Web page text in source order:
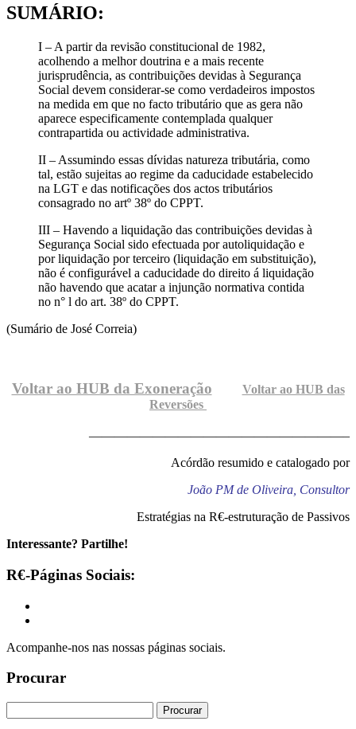
SUMÁRIO:
I – A partir da revisão constitucional de 1982,
acolhendo a melhor doutrina e a mais recente
jurisprudência, as contribuições devidas à Segurança
Social devem considerar-se como verdadeiros impostos
na medida em que no facto tributário que as gera não
aparece especificamente contemplada qualquer
contrapartida ou actividade administrativa.
II – Assumindo essas dívidas natureza tributária, como
tal, estão sujeitas ao regime da caducidade estabelecido
na LGT e das notificações dos actos tributários
consagrado no artº 38º do CPPT.
III – Havendo a liquidação das contribuições devidas à
Segurança Social sido efectuada por autoliquidação e
por liquidação por terceiro (liquidação em substituição),
não é configurável a caducidade do direito á liquidação
não havendo que acatar a injunção normativa contida
no n° l do art. 38º do CPPT.
(Sumário de José Correia)
Voltar ao HUB da Exoneração
Voltar ao HUB das
Reversões
————————————————————–
Acórdão resumido e catalogado por
João PM de Oliveira, Consultor
Estratégias na R€-estruturação de Passivos
Interessante? Partilhe!
R€-Páginas Sociais:
Acompanhe-nos nas nossas páginas sociais.
Procurar